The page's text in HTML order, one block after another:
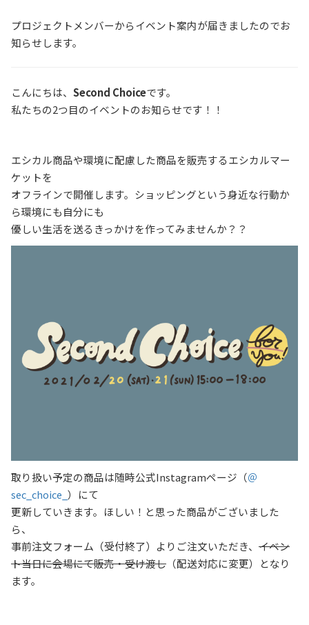
プロジェクトメンバーからイベント案内が届きましたのでお
知らせします。
こんにちは、 Second Choiceです。
私たちの2つ目のイベントのお知らせです！！
エシカル商品や環境に配慮した商品を販売するエシカルマー
ケットを
オフラインで開催します。ショッピングという身近な行動か
ら環境にも自分にも
優しい生活を送るきっかけを作ってみませんか？？
取り扱い予定の商品は随時公式Instagramページ（＠
sec_choice_ ）にて
更新していきます。 ほしい！と思った商品がございました
ら、
事前注文フォーム（受付終了） よりご注文いただき、 イベン
ト当日に会場にて販売・受け渡し （配送対応に変更）となり
ます。